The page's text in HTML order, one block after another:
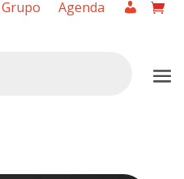
Grupo Agenda